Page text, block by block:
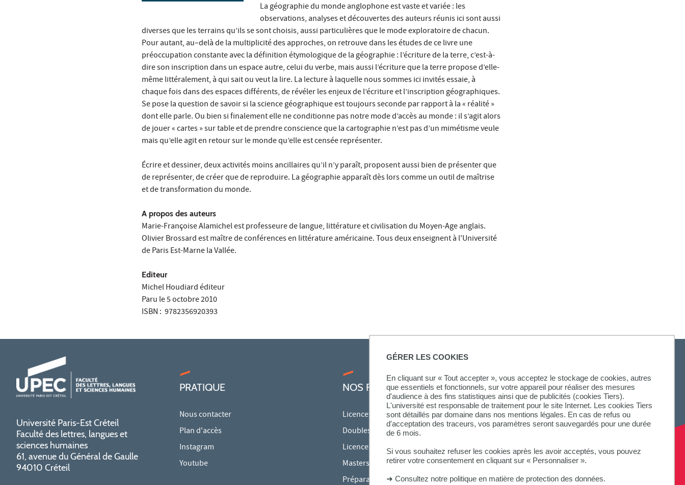
GÉRER LES COOKIES
En cliquant sur « Tout accepter », vous acceptez le stockage de cookies, autres
que essentiels et fonctionnels, sur votre appareil pour réaliser des mesures
d'audience à des fins statistiques ainsi que de publicités (cookies Tiers).
L'université est responsable de traitement pour le site Internet. Les cookies Tiers
sont détaillés par domaine dans nos mentions légales. En cas de refus ou
d'acceptation des traceurs, vos paramètres seront sauvegardés pour une durée
de 6 mois.
Si vous souhaitez refuser les cookies après les avoir acceptés, vous pouvez
retirer votre consentement en cliquant sur « Personnaliser ».
➜ Consultez notre politique en matière de protection des données.
La géographie du monde anglophone est vaste et variée : les
observations, analyses et découvertes des auteurs réunis ici sont aussi
diverses que les terrains qu’ils se sont choisis, aussi particulières que le mode exploratoire de chacun.
Pour autant, au–delà de la multiplicité des approches, on retrouve dans les études de ce livre une
préoccupation constante avec la définition étymologique de la géographie : l’écriture de la terre, c’est-à-
dire son inscription dans un espace autre, celui du verbe, mais aussi l’écriture que la terre propose d’elle-
même littéralement, à qui sait ou veut la lire. La lecture à laquelle nous sommes ici invités essaie, à
chaque fois dans des espaces différents, de révéler les enjeux de l’écriture et l’inscription géographiques.
Se pose la question de savoir si la science géographique est toujours seconde par rapport à la « réalité »
dont elle parle. Ou bien si finalement elle ne conditionne pas notre mode d’accès au monde : il s’agit alors
de jouer « cartes » sur table et de prendre conscience que la cartographie n’est pas d’un mimétisme veule
mais qu’elle agit en retour sur le monde qu’elle est censée représenter.
Écrire et dessiner, deux activités moins ancillaires qu’il n’y paraît, proposent aussi bien de présenter que
de représenter, de créer que de reproduire. La géographie apparaît dès lors comme un outil de maîtrise
et de transformation du monde.
A propos des auteurs
Marie-Françoise Alamichel est professeure de langue, littérature et civilisation du Moyen-Age anglais.
Olivier Brossard est maître de conférences en littérature américaine. Tous deux enseignent à l'Université
de Paris Est-Marne la Vallée.
Editeur
Michel Houdiard éditeur
Paru le 5 octobre 2010
ISBN : 9782356920393
Université Paris-Est Créteil
Faculté des lettres, langues et
sciences humaines
61, avenue du Général de Gaulle
94010 Créteil
PRATIQUE
Nous contacter
Plan d'accès
Instagram
Youtube
NOS FORMATIONS
Licences
Doubles licences
Licences pro
Masters
Préparations aux concours